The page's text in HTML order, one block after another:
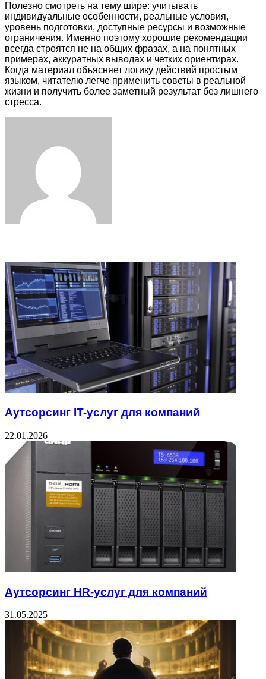
Полезно смотреть на тему шире: учитывать
индивидуальные особенности, реальные условия,
уровень подготовки, доступные ресурсы и возможные
ограничения. Именно поэтому хорошие рекомендации
всегда строятся не на общих фразах, а на понятных
примерах, аккуратных выводах и четких ориентирах.
Когда материал объясняет логику действий простым
языком, читателю легче применить советы в реальной
жизни и получить более заметный результат без лишнего
стресса.
Аутсорсинг IT-услуг для компаний
22.01.2026
Аутсорсинг HR-услуг для компаний
31.05.2025